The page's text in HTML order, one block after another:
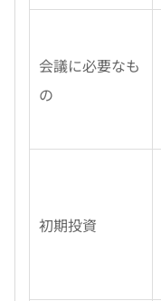
会議に必要なも
の
初期投資